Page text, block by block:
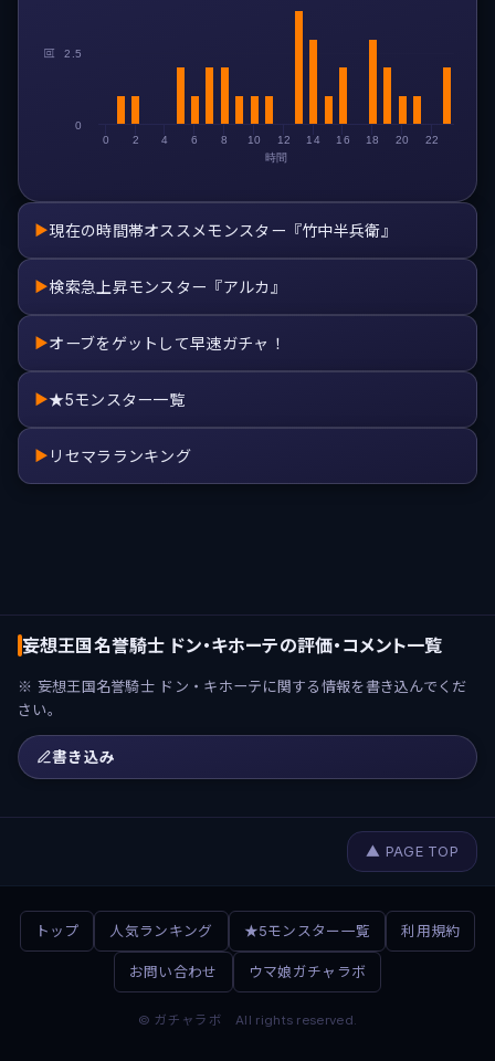
時間
回
0 2 4 6 8 10 12 14 16 18 20 22
0
2.5
▶現在の時間帯オススメモンスター『竹中半兵衛』
▶検索急上昇モンスター『アルカ』
▶オーブをゲットして早速ガチャ！
▶★5モンスター一覧
▶ リセマラランキング
妄想王国名誉騎士 ドン・キホーテの評価・コメント一覧
※ 妄想王国名誉騎士 ドン・キホーテに関する情報を書き込んでくだ
さい。
書き込み
▲ PAGE TOP
トップ 人気ランキング ★5モンスター一覧 利用規約
お問い合わせ ウマ娘ガチャラボ
© ガチャラボ All rights reserved.